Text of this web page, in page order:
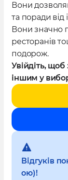
Відгуків
ою)!
Вони
та поради від
Вони значно
ресторанів
подорож.
Увійдіть,
іншим у